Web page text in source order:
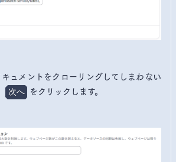
ュメントをクローリングしてしまわない
次へ をクリックします。